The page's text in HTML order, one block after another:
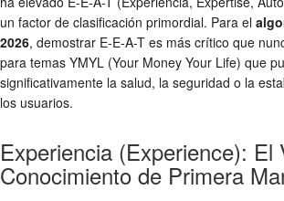
un factor de clasificación primordial. Para el
2026, demostrar E-E-A-T es más crítico que
para temas YMYL (Your Money Your Life) que
significativamente la salud, la seguridad o la
los usuarios.
Experiencia (Experience): El
Conocimiento de Primera